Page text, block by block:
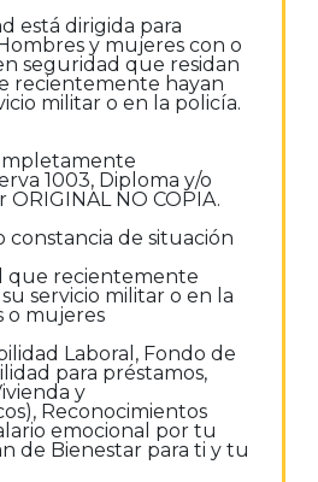
está dirigida para
y mujeres con o
seguridad que residan
recientemente hayan
militar o en la policía.
1003, Diploma y/o
NO COPIA.
constancia de situación
que recientemente
servicio militar o en la
o mujeres
Laboral, Fondo de
para préstamos,
y
Reconocimientos
emocional por tu
de Bienestar para ti y tu